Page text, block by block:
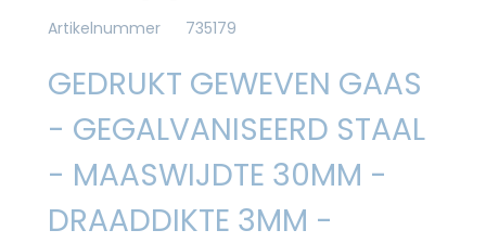
Artikelnummer 735179
GEDRUKT GEWEVEN GAAS
- GEGALVANISEERD STAAL
- MAASWIJDTE 30MM -
DRAADDIKTE 3MM -